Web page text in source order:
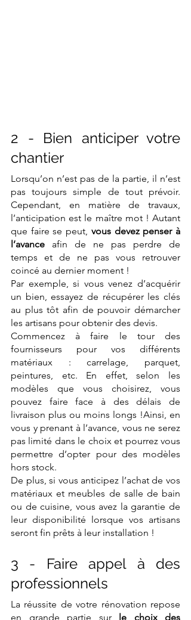
2 - Bien anticiper votre
chantier
Lorsqu’on n’est pas de la partie, il n’est
pas toujours simple de tout prévoir.
Cependant, en matière de travaux,
l’anticipation est le maître mot ! Autant
que faire se peut, vous devez penser à
l’avance afin de ne pas perdre de
temps et de ne pas vous retrouver
coincé au dernier moment !
Par exemple, si vous venez d’acquérir
un bien, essayez de récupérer les clés
au plus tôt afin de pouvoir démarcher
les artisans pour obtenir des devis.
Commencez à faire le tour des
fournisseurs pour vos différents
matériaux : carrelage, parquet,
peintures, etc. En effet, selon les
modèles que vous choisirez, vous
pouvez faire face à des délais de
livraison plus ou moins longs !Ainsi, en
vous y prenant à l’avance, vous ne serez
pas limité dans le choix et pourrez vous
permettre d’opter pour des modèles
hors stock.
De plus, si vous anticipez l’achat de vos
matériaux et meubles de salle de bain
ou de cuisine, vous avez la garantie de
leur disponibilité lorsque vos artisans
seront fin prêts à leur installation !
3 - Faire appel à des
professionnels
La réussite de votre rénovation repose
en grande partie sur le choix des